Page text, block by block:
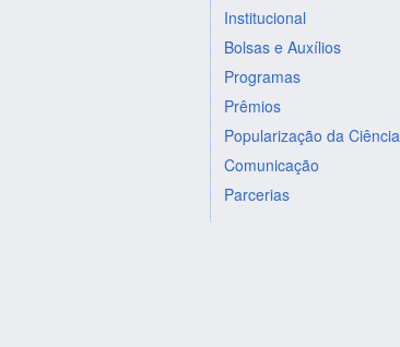
Institucional
Bolsas e Auxílios
Programas
Prêmios
Popularização da Ciência
Comunicação
Parcerias